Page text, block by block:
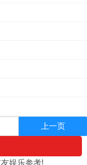
上一页
娱乐参考!